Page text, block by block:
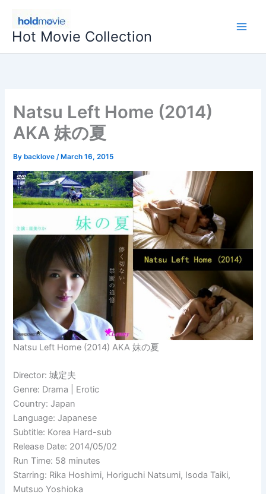
content
Hot Movie Collection
Natsu Left Home (2014)
AKA 妹の夏
By backlove/ March 16, 2015
Natsu Left Home (2014) AKA 妹の夏
Director: 城定夫
Genre: Drama | Erotic
Country: Japan
Language: Japanese
Subtitle: Korea Hard-sub
Release Date: 2014/05/02
Run Time: 58 minutes
Starring: Rika Hoshimi, Horiguchi Natsumi, Isoda Taiki,
Mutsuo Yoshioka